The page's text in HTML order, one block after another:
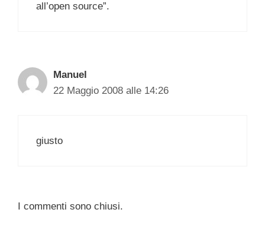
all’open source”.
Manuel
22 Maggio 2008 alle 14:26
giusto
I commenti sono chiusi.